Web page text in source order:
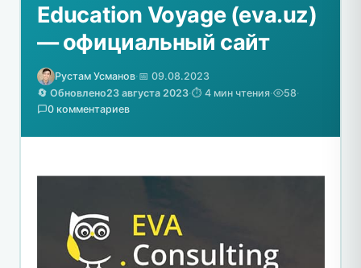
Education Voyage (eva.uz)
— официальный сайт
Рустам Усманов·📅 09.08.2023
🔄 Обновлено23 августа 2023·⏱️ 4 мин чтения· 58·
0 комментариев